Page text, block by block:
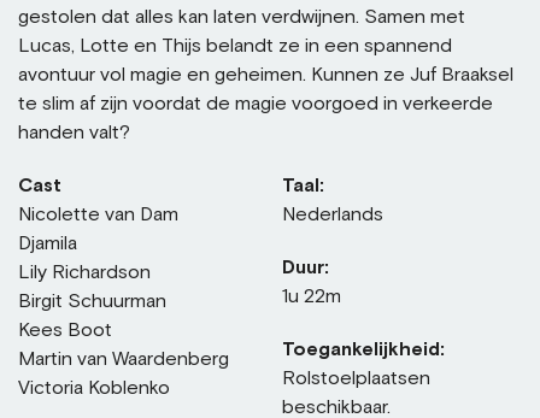
gestolen dat alles kan laten verdwijnen. Samen met
Lucas, Lotte en Thijs belandt ze in een spannend
avontuur vol magie en geheimen. Kunnen ze Juf Braaksel
te slim af zijn voordat de magie voorgoed in verkeerde
handen valt?
Cast
Nicolette van Dam
Djamila
Lily Richardson
Birgit Schuurman
Kees Boot
Martin van Waardenberg
Victoria Koblenko
Taal:
Nederlands
Duur:
1u 22m
Toegankelijkheid:
Rolstoelplaatsen
beschikbaar.